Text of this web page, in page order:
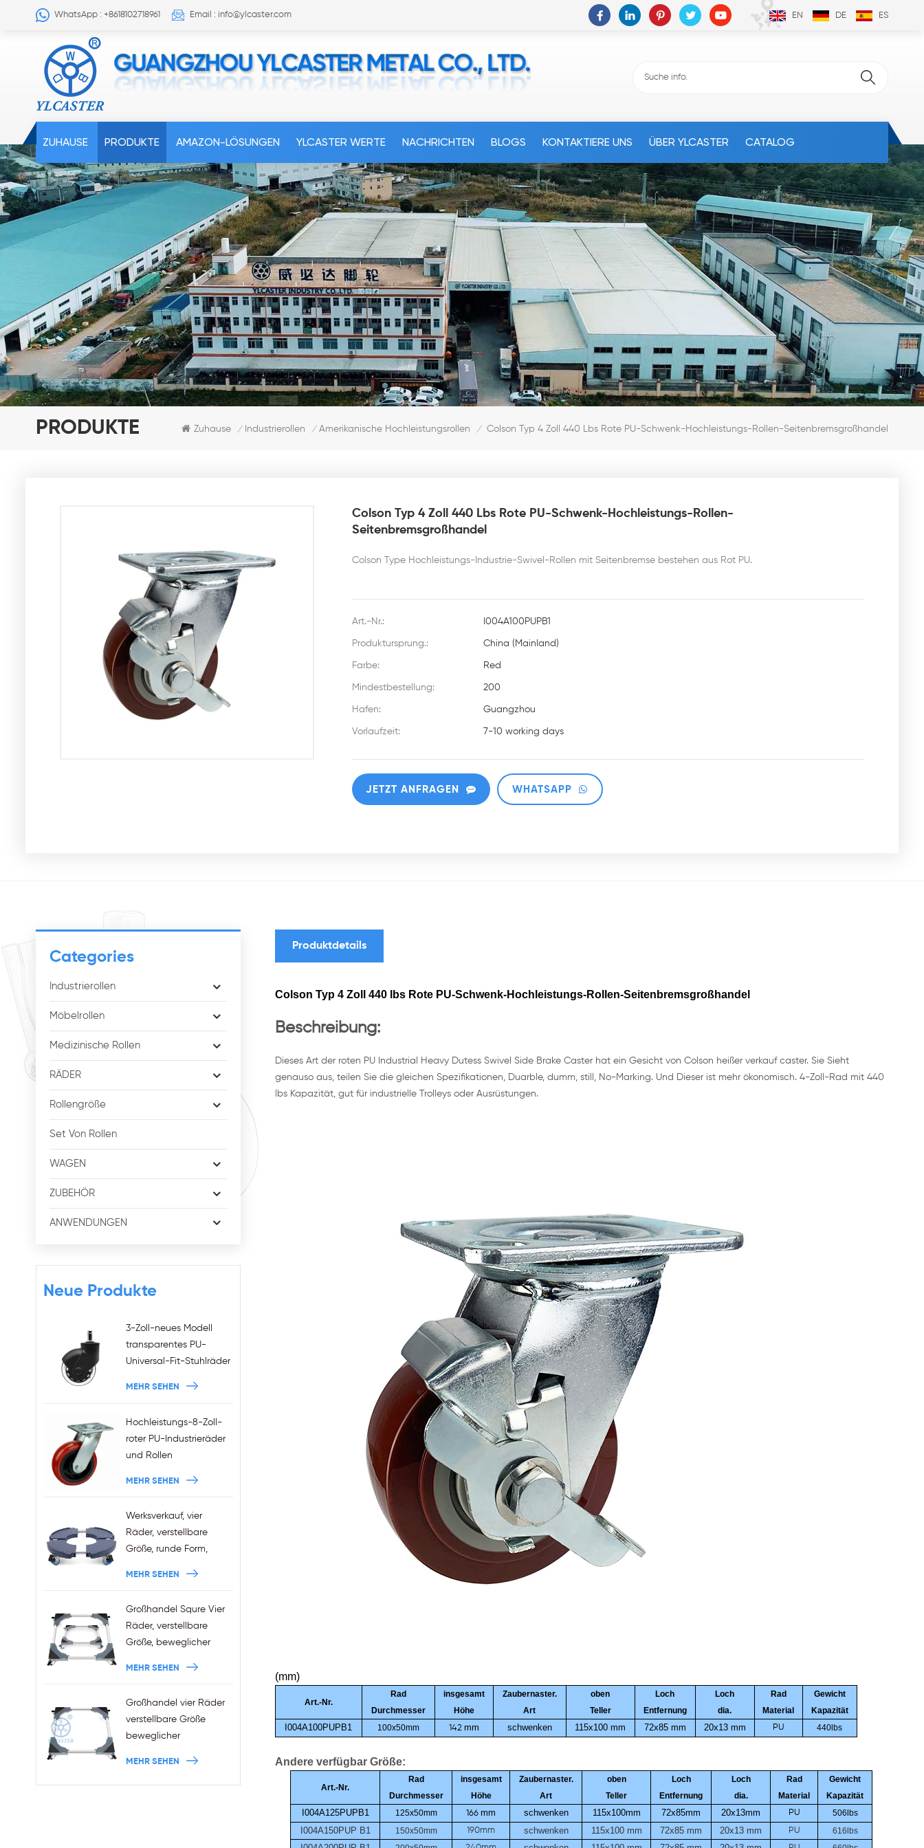
WhatsApp : +8618102718961 Email : info@ylcaster.com EN DE ES
ZUHAUSE PRODUKTE AMAZON-LÖSUNGEN YLCASTER WERTE NACHRICHTEN BLOGS KONTAKTIERE UNS ÜBER YLCASTER CATALOG
PRODUKTE Zuhause / Industrierollen / Amerikanische Hochleistungsrollen / Colson Typ 4 Zoll 440 Lbs Rote PU-Schwenk-Hochleistungs-Rollen-Seitenbremsgroßhandel
Colson Typ 4 Zoll 440 Lbs Rote PU-Schwenk-Hochleistungs-Rollen-
Seitenbremsgroßhandel
Colson Type Hochleistungs-Industrie-Swivel-Rollen mit Seitenbremse bestehen aus Rot PU.
Art.-Nr.: I004A100PUPB1
Produktursprung.: China (Mainland)
Farbe: Red
Mindestbestellung: 200
Hafen: Guangzhou
Vorlaufzeit: 7-10 working days
JETZT ANFRAGEN WHATSAPP
Categories
Industrierollen
Möbelrollen
Medizinische Rollen
RÄDER
Rollengröße
Set Von Rollen
WAGEN
ZUBEHÖR
ANWENDUNGEN
Neue Produkte
3-Zoll-neues Modell
transparentes PU-
Universal-Fit-Stuhlräder
MEHR SEHEN
Hochleistungs-8-Zoll-
roter PU-Industrieräder
und Rollen
MEHR SEHEN
Werksverkauf, vier
Räder, verstellbare
Größe, runde Form,
MEHR SEHEN
Großhandel Squre Vier
Räder, verstellbare
Größe, beweglicher
MEHR SEHEN
Großhandel vier Räder
verstellbare Größe
beweglicher
MEHR SEHEN
Produktdetails
Colson Typ 4 Zoll 440 lbs Rote PU-Schwenk-Hochleistungs-Rollen-Seitenbremsgroßhandel
Beschreibung:
Dieses Art der roten PU Industrial Heavy Dutess Swivel Side Brake Caster hat ein Gesicht von Colson heißer verkauf caster. Sie Sieht
genauso aus, teilen Sie die gleichen Spezifikationen, Duarble, dumm, still, No-Marking. Und Dieser ist mehr ökonomisch. 4-Zoll-Rad mit 440
lbs Kapazität, gut für industrielle Trolleys oder Ausrüstungen.
(mm)
Art.-Nr.
Rad
Durchmesser
insgesamt
Höhe
Zaubernaster.
Art
oben
Teller
Loch
Entfernung
Loch
dia.
Rad
Material
Gewicht
Kapazität
I004A100PUPB1 100x50mm 142 mm schwenken 115x100mm 72x85 mm 20x13 mm PU 440lbs
Andere verfügbar Größe:
Art.-Nr.
Rad
Durchmesser
insgesamt
Höhe
Zaubernaster.
Art
oben
Teller
Loch
Entfernung
Loch
dia.
Rad
Material
Gewicht
Kapazität
I004A125PUPB1 125x50mm 166mm schwenken 115x100mm 72x85mm 20x13mm PU 506lbs
I004A150PUP B1 150x50mm 190mm schwenken 115x100 mm 72x85mm 20x13mm PU 616lbs